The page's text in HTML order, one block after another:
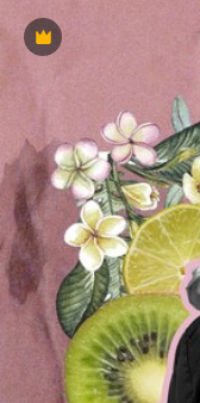
Premium